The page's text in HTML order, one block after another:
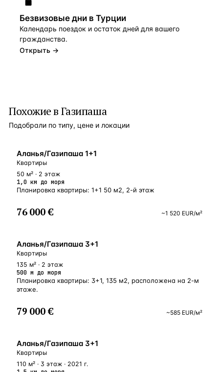
Безвизовые дни в Турции
Календарь поездок и остаток дней для вашего
гражданства.
Открыть →
Похожие в Газипаша
Подобрали по типу, цене и локации
БЛИЗКО К МОРЮ
Аланья/Газипаша 1+1
Квартиры
50 м² · 2 этаж
1,0 км до моря
Планировка квартиры: 1+1 50 м2, 2-й этаж
76 000 € ~1 520 EUR/м²
У МОРЯ
Аланья/Газипаша 3+1
Квартиры
135 м² · 2 этаж
500 м до моря
Планировка квартиры: 3+1, 135 м2, расположена на 2-м
этаже.
79 000 € ~585 EUR/м²
БЛИЗКО К МОРЮ Аланья/Газипаша 3+1
Квартиры
110 м² · 3 этаж · 2021 г.